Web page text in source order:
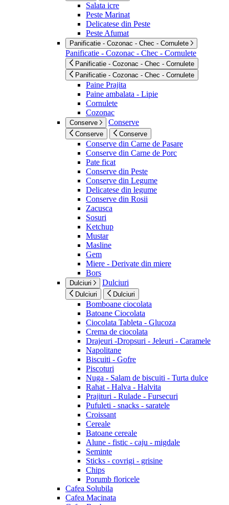
Salata icre
Peste Marinat
Delicatese din Peste
Peste Afumat
Panificatie - Cozonac - Chec - Cornulete
Panificatie - Cozonac - Chec - Cornulete
Panificatie - Cozonac - Chec - Cornulete
Panificatie - Cozonac - Chec - Cornulete
Paine Prajita
Paine ambalata - Lipie
Cornulete
Cozonac
Conserve Conserve
Conserve Conserve
Conserve din Carne de Pasare
Conserve din Carne de Porc
Pate ficat
Conserve din Peste
Conserve din Legume
Delicatese din legume
Conserve din Rosii
Zacusca
Sosuri
Ketchup
Mustar
Masline
Gem
Miere - Derivate din miere
Bors
Dulciuri Dulciuri
Dulciuri Dulciuri
Bomboane ciocolata
Batoane Ciocolata
Ciocolata Tableta - Glucoza
Crema de ciocolata
Drajeuri -Dropsuri - Jeleuri - Caramele
Napolitane
Biscuiti - Gofre
Piscoturi
Nuga - Salam de biscuiti - Turta dulce
Rahat - Halva - Halvita
Prajituri - Rulade - Fursecuri
Pufuleti - snacks - saratele
Croissant
Cereale
Batoane cereale
Alune - fistic - caju - migdale
Seminte
Sticks - covrigi - grisine
Chips
Porumb floricele
Cafea Solubila
Cafea Macinata